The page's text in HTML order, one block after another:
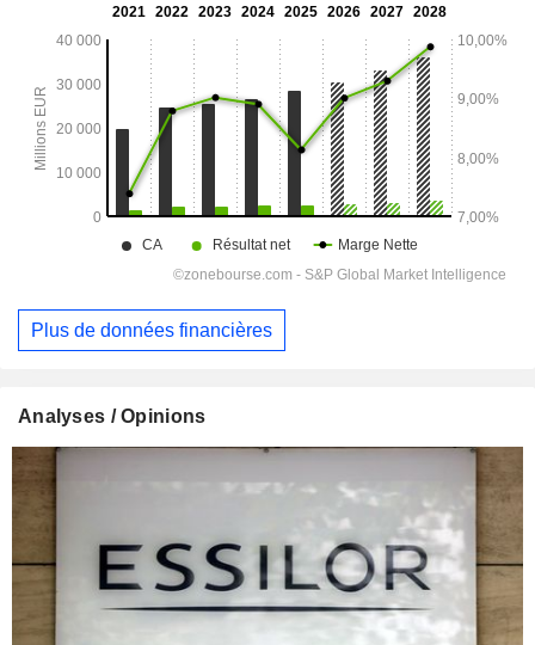
Plus de données financières
Analyses / Opinions